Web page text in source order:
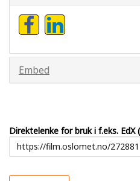
Embed
Direktelenke for bruk i f.eks. EdX